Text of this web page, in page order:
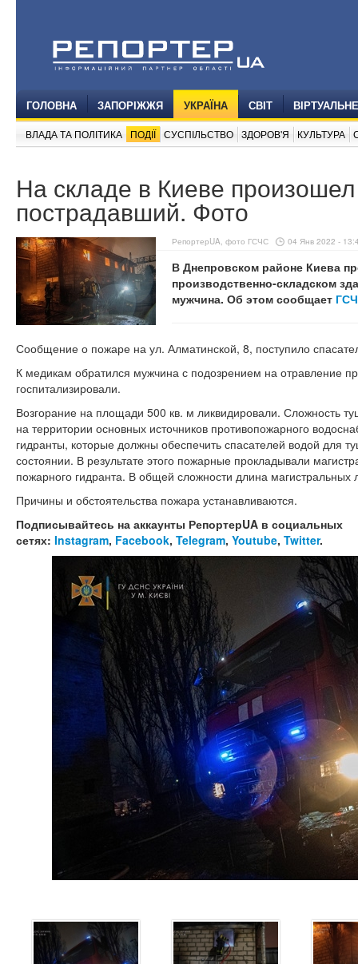
ГОЛОВНА ЗАПОРІЖЖЯ УКРАЇНА СВІТ
ВЛАДА ТА ПОЛІТИКА ПОДІЇ СУСПІЛЬСТВО ЗДОРОВ'Я КУЛЬТУРА
На складе в Киеве
пострадавший. Фото
РепортерUA, фото ГСЧС 04 Янв 2022 -
В Днепровском районе Киева
производственно-складском
мужчина. Об этом сообщает
Сообщение о пожаре на ул. Алматинской, 8, поступило
К медикам обратился мужчина с подозрением на отравление
госпитализировали.
Возгорание на площади 500 кв. м ликвидировали. Сложность
на территории основных источников противопожарного
гидранты, которые должны обеспечить спасателей водой для
состоянии. В результате этого пожарные прокладывали
пожарного гидранта. В общей сложности длина
Причины и обстоятельства пожара устанавливаются.
Подписывайтесь на аккаунты РепортерUA в социальных
сетях: Instagram, Facebook, Telegram, Youtube, Twitter.